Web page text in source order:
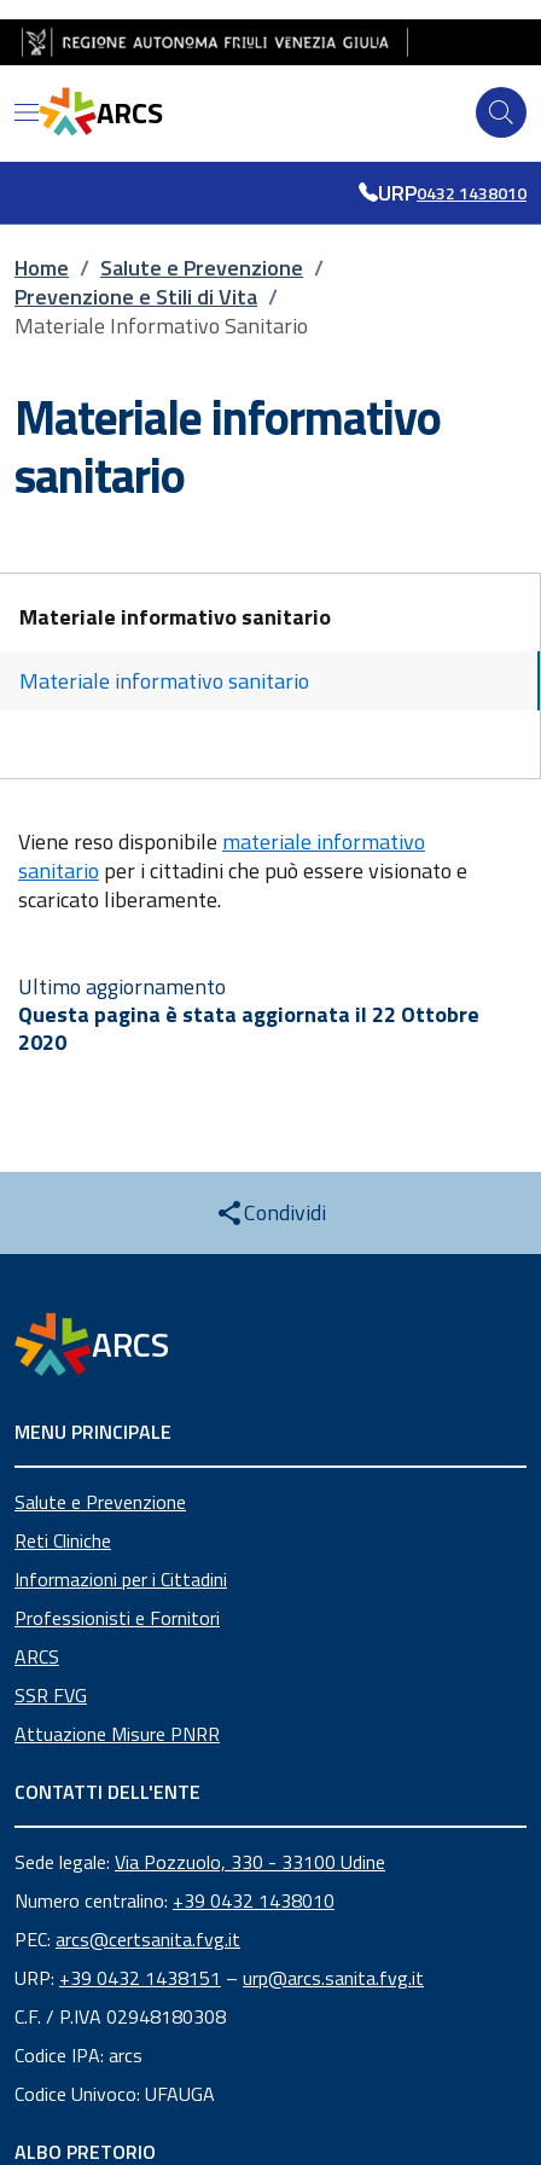
Salta al contenuto principale
Salta al piè di pagina
ARCS
URP0432 1438010
Briciole di pane
Home / Salute e Prevenzione /
Prevenzione e Stili di Vita /
Materiale Informativo Sanitario
Materiale informativo
sanitario
Materiale informativo sanitario
Materiale informativo sanitario
Viene reso disponibile materiale informativo
sanitario per i cittadini che può essere visionato e
scaricato liberamente.
Ultimo aggiornamento
Questa pagina è stata aggiornata il 22 Ottobre
2020
Condividi
ARCS
MENU PRINCIPALE
Salute e Prevenzione
Reti Cliniche
Informazioni per i Cittadini
Professionisti e Fornitori
ARCS
SSR FVG
Attuazione Misure PNRR
CONTATTI DELL'ENTE
Sede legale: Via Pozzuolo, 330 - 33100 Udine
Numero centralino: +39 0432 1438010
PEC: arcs@certsanita.fvg.it
URP: +39 0432 1438151 – urp@arcs.sanita.fvg.it
C.F. / P.IVA 02948180308
Codice IPA: arcs
Codice Univoco: UFAUGA
ALBO PRETORIO